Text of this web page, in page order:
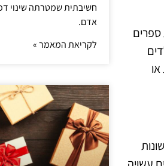
ספרים
חשיבתית שמטרתה שינוי
אדם.
לקריאת המאמר »